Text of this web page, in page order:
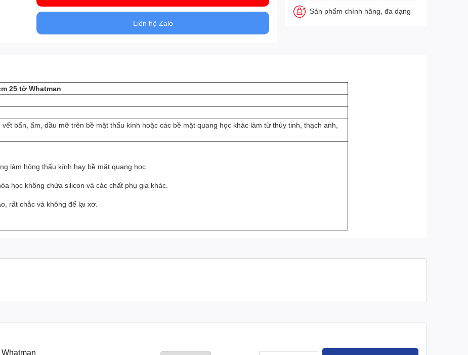
Liên hệ Zalo
Sản phẩm chính hãng, đa dạng
25 tờ Whatman
bẩn, ẩm, dầu mỡ trên bề mặt thấu kính hoặc các bề mặt quang học khác làm từ thủy tinh, thạch anh,
làm hỏng thấu kính hay bề mặt quang học
học không chứa silicon và các chất phụ gia khác.
rất chắc và không để lại xơ.